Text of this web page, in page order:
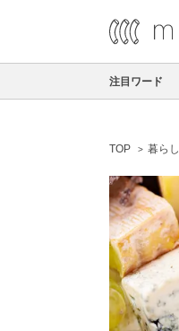
注目ワード
TOP 暮らし